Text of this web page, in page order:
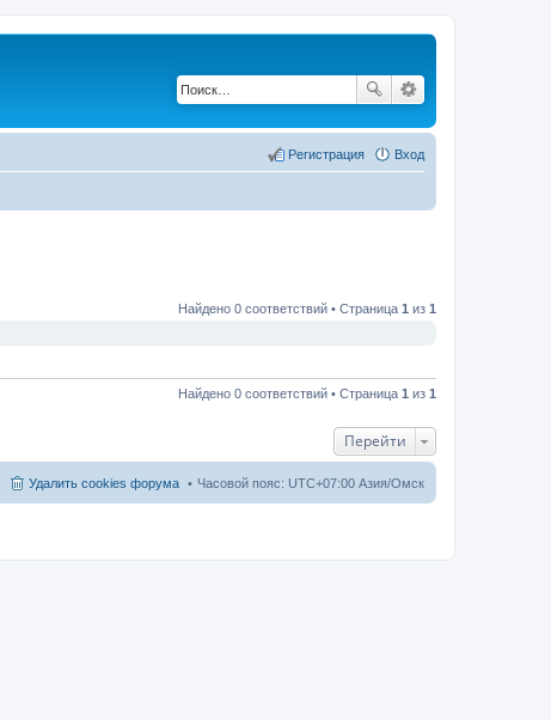
Вход
Регистрация
Найдено 0 соответствий • Страница 1 из 1
Найдено 0 соответствий • Страница 1 из 1
Перейти
Часовой пояс: UTC+07:00 Азия/Омск
Удалить cookies форума